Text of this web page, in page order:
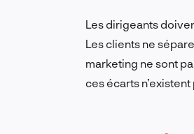
Les dirigeants
Les clients ne
marketing ne sont
ces écarts